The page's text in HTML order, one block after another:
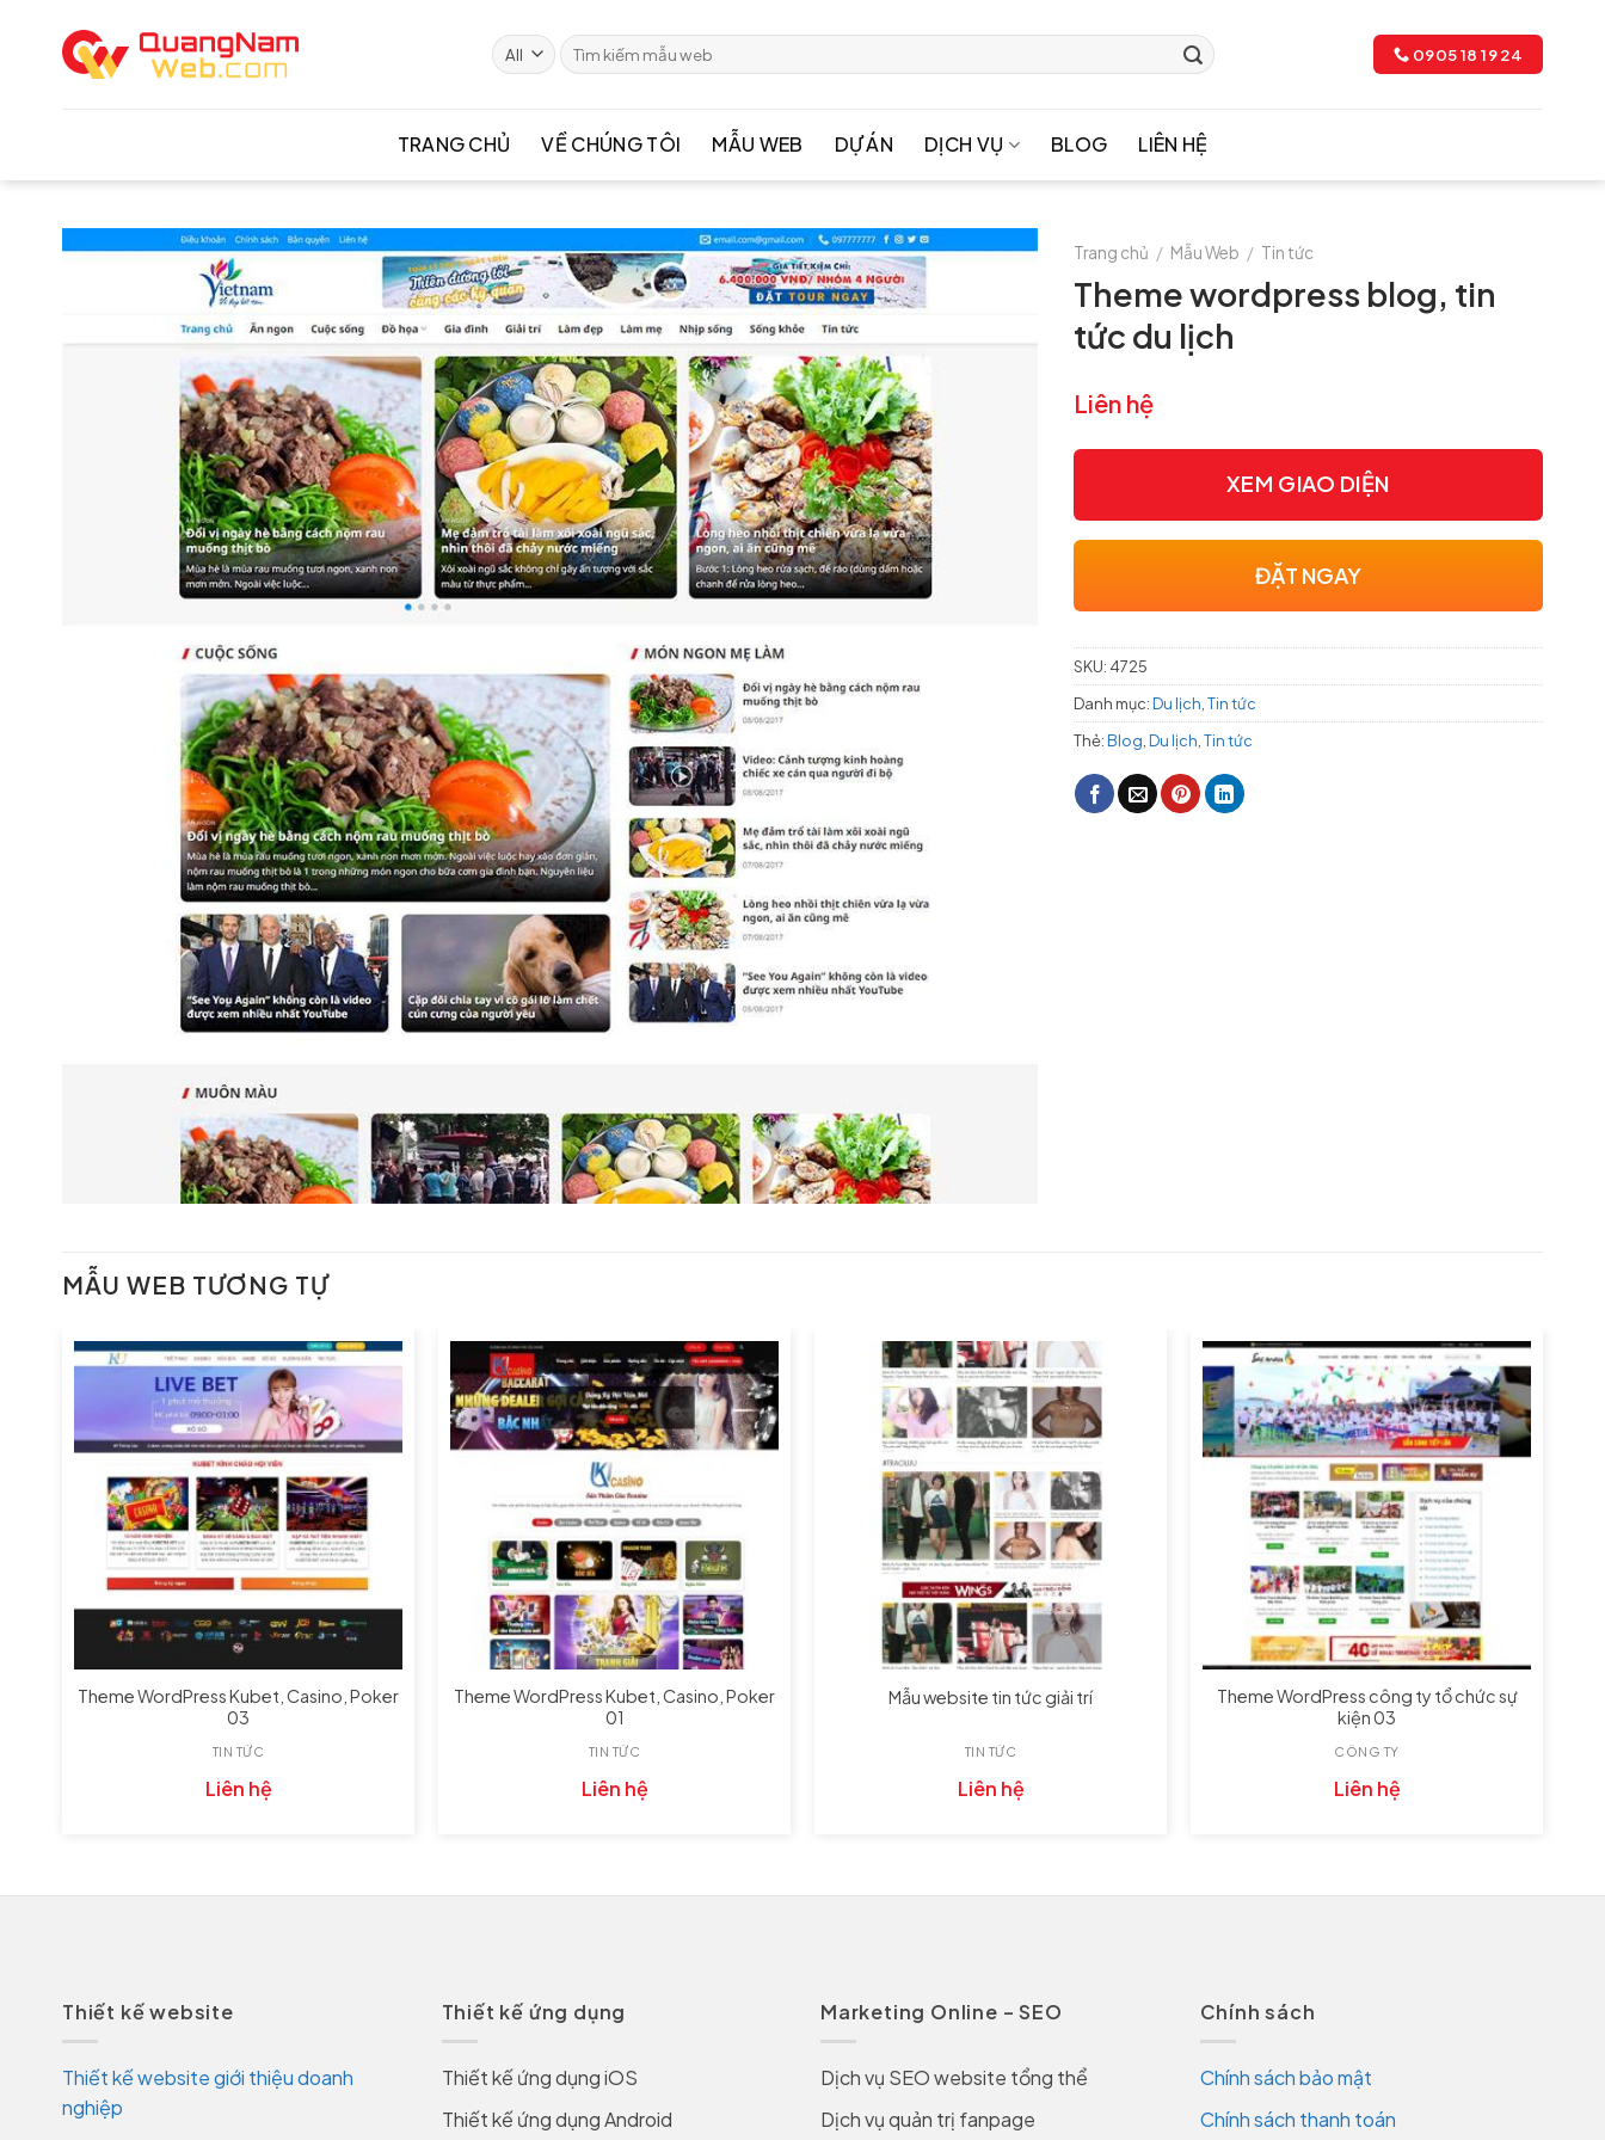
content
Tìm
kiếm:
0905 18 19 24
TRANG CHỦ VỀ CHÚNG TÔI MẪU WEB DỰ ÁN DỊCH VỤ BLOG LIÊN HỆ
Trang chủ / Mẫu Web / Tin tức
Theme wordpress blog, tin
tức du lịch
Liên hệ
XEM GIAO DIỆN
ĐẶT NGAY
SKU: 4725
Danh mục:Du lịch,Tin tức
Thẻ:Blog,Du lịch,Tin tức
MẪU WEB TƯƠNG TỰ
TIN TỨC
Theme WordPress Kubet, Casino, Poker
03
Liên hệ
TIN TỨC
Theme WordPress Kubet, Casino, Poker
01
Liên hệ
TIN TỨC
Mẫu website tin tức giải trí
Liên hệ
CÔNG TY
Theme WordPress công ty tổ chức sự
kiện 03
Liên hệ
Thiết kế website
Thiết kế website giới thiệu doanh
nghiệp
Thiết kế ứng dụng
Thiết kế ứng dụng iOS
Thiết kế ứng dụng Android
Marketing Online – SEO
Dịch vụ SEO website tổng thể
Dịch vụ quản trị fanpage
Chính sách
Chính sách bảo mật
Chính sách thanh toán